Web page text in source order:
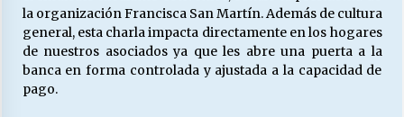
Releyendo la Rerum Novarum a 135 años. “La
cuestión social hoy”.
la organización Francisca San Martín. Además de cultura
general, esta charla impacta directamente en los hogares
de nuestros asociados ya que les abre una puerta a la
banca en forma controlada y ajustada a la capacidad de
pago.